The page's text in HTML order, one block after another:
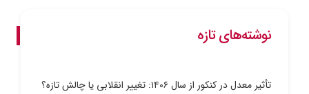
نوشته‌های تازه
تأثیر معدل در کنکور از سال ۱۴۰۶: تغییر انقلابی یا چالش تازه؟